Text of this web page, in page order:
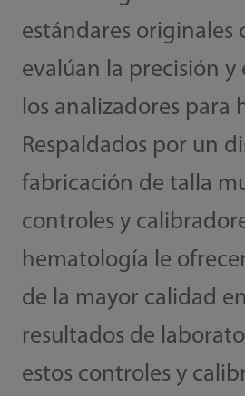
estándares originales
evalúan la precisión
los analizadores para
Respaldados por un
fabricación de talla
controles y
hematología le
de la mayor calidad
resultados de
estos controles y